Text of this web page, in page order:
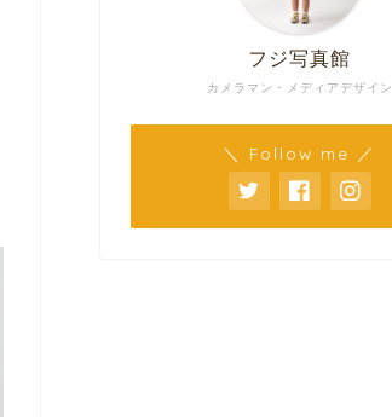
カメラマン・メディアデザイン
フジ写真館
＼ Follow me ／